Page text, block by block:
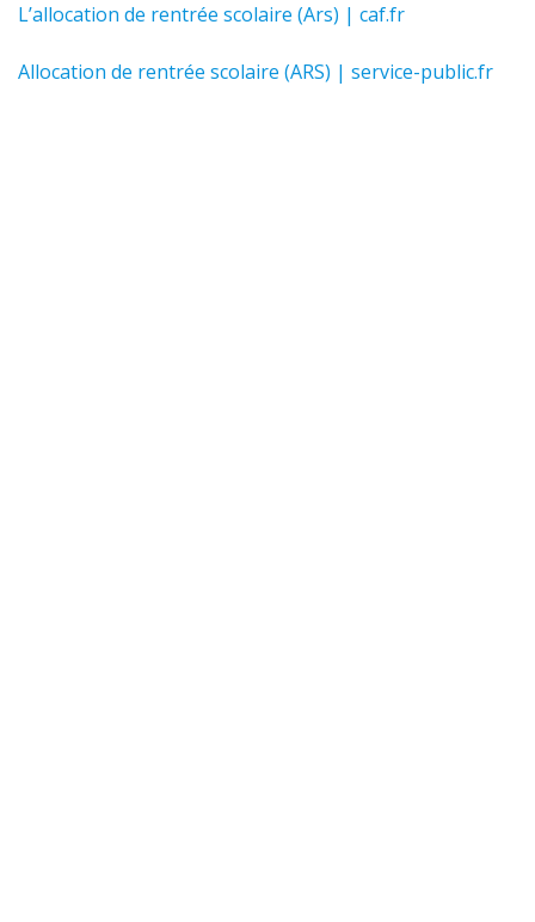
L’allocation de rentrée scolaire (Ars) | caf.fr
Allocation de rentrée scolaire (ARS) | service-public.fr